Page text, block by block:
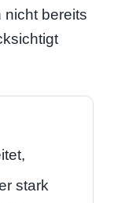
bereits
stark